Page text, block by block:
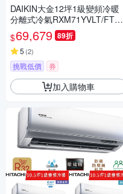
DAIKIN大金12坪1級變頻冷暖
分離式冷氣RXM71YVLT/FTXM
71YVLT 橫綱Y系列
$69,679 89折
5 (2)
挑戰低價 券
加入購物車